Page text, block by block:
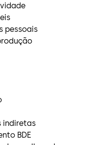
pessoais
indiretas
BDE